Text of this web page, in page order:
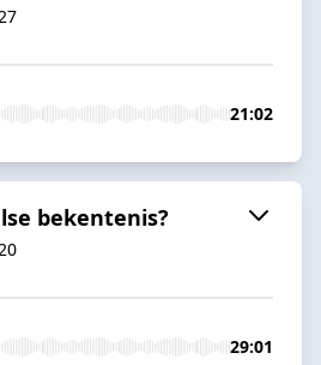
21:02
bekentenis?
29:01